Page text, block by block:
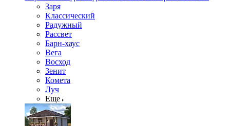
Заря
Классический
Радужный
Рассвет
Барн-хаус
Вега
Восход
Зенит
Комета
Луч
Еще